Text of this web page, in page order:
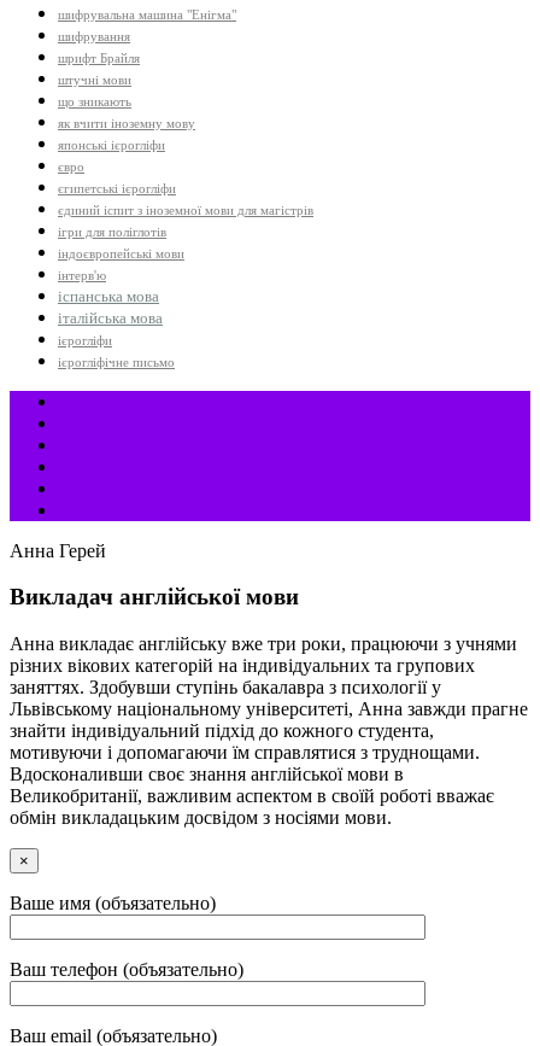
шифрувальна машина "Енігма"
шифрування
шрифт Брайля
штучні мови
що зникають
як вчити іноземну мову
японські ієрогліфи
євро
єгипетські ієрогліфи
єдиний іспит з іноземної мови для магістрів
ігри для поліглотів
індоєвропейські мови
інтерв'ю
іспанська мова
італійська мова
ієрогліфи
ієрогліфічне письмо
Анна Герей
Викладач англійської мови
Анна викладає англійську вже три роки, працюючи з учнями
різних вікових категорій на індивідуальних та групових
заняттях. Здобувши ступінь бакалавра з психології у
Львівському національному університеті, Анна завжди прагне
знайти індивідуальний підхід до кожного студента,
мотивуючи і допомагаючи їм справлятися з труднощами.
Вдосконаливши своє знання англійської мови в
Великобританії, важливим аспектом в своїй роботі вважає
обмін викладацьким досвідом з носіями мови.
×
Ваше имя (объязательно)
Ваш телефон (объязательно)
Ваш email (объязательно)